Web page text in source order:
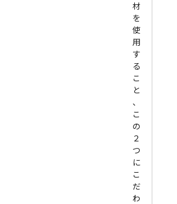
材
を
使
用
す
る
こ
と
、
こ
の
２
つ
に
こ
だ
わ